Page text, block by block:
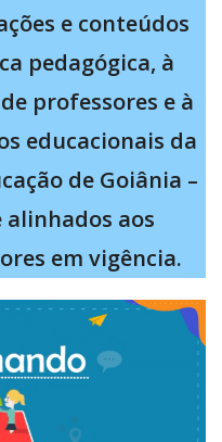
e conteúdos
pedagógica, à
professores e à
educacionais da
de Goiânia –
alinhados aos
em vigência.